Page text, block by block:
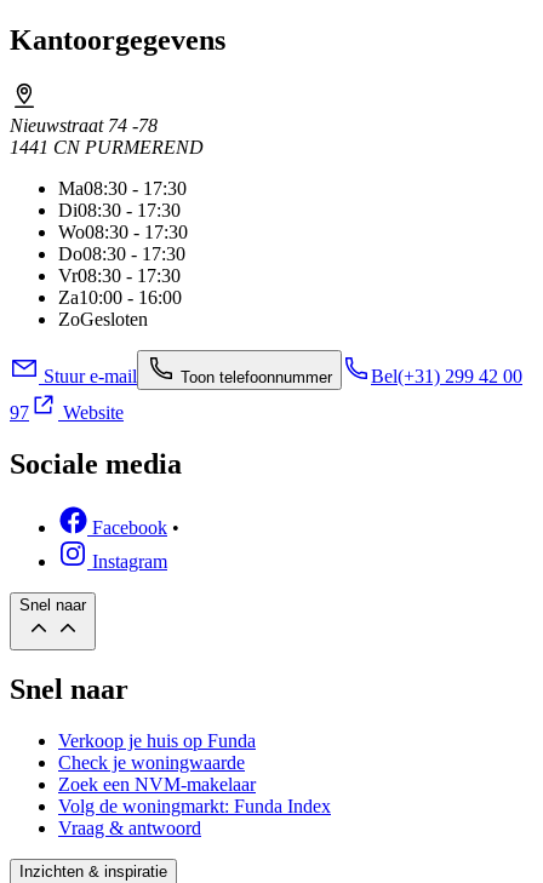
Kantoorgegevens
Nieuwstraat 74 -78
1441 CN PURMEREND
Ma08:30 - 17:30
Di08:30 - 17:30
Wo08:30 - 17:30
Do08:30 - 17:30
Vr08:30 - 17:30
Za10:00 - 16:00
ZoGesloten
Stuur e-mail Toon telefoonnummer Bel(+31) 299 42 00
97
Website
Sociale media
Facebook •
Instagram
Snel naar
Snel naar
Verkoop je huis op Funda
Check je woningwaarde
Zoek een NVM-makelaar
Volg de woningmarkt: Funda Index
Vraag & antwoord
Inzichten & inspiratie